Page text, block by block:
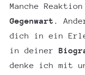
Manche
Gegenwart .
dich in ein
in deiner
denke ich mit